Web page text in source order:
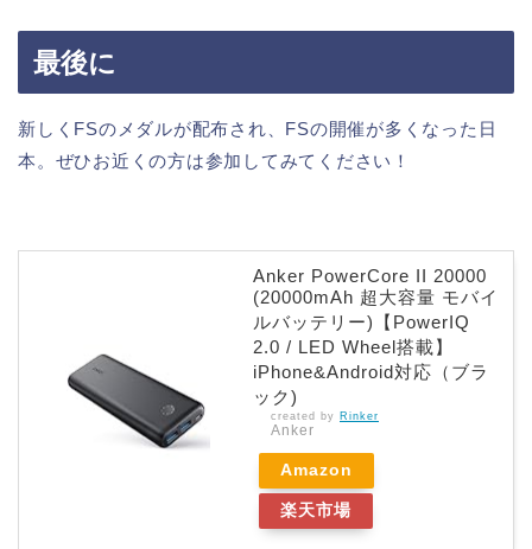
最後に
新しくFSのメダルが配布され、FSの開催が多くなった日
本。ぜひお近くの方は参加してみてください！
Anker PowerCore II 20000
(20000mAh 超大容量 モバイ
ルバッテリー)【PowerIQ
2.0 / LED Wheel搭載】
iPhone&Android対応（ブラ
ック)
created by Rinker
Anker
Amazon
楽天市場